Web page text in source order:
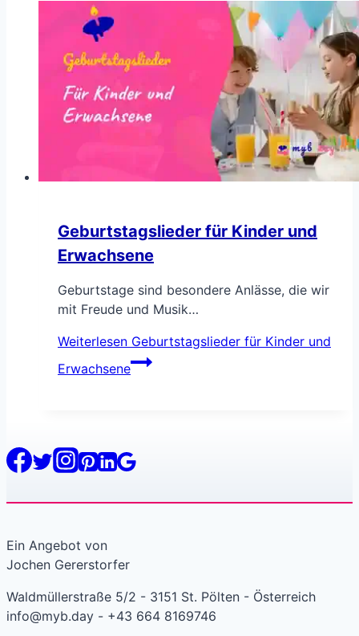
Geburtstagslieder für Kinder und
Erwachsene
Geburtstage sind besondere Anlässe, die wir
mit Freude und Musik…
Weiterlesen Geburtstagslieder für Kinder und
Erwachsene
Ein Angebot von
Jochen Gererstorfer
Waldmüllerstraße 5/2 - 3151 St. Pölten - Österreich
info@myb.day - +43 664 8169746